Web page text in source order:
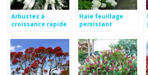
Arbustes à
croissance rapide
persistant
Haie feuillage
persistant